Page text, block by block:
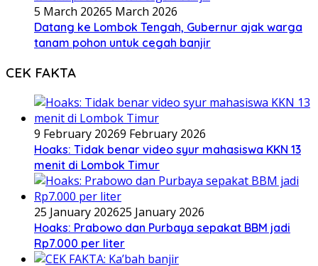
5 March 20265 March 2026
Datang ke Lombok Tengah, Gubernur ajak warga
tanam pohon untuk cegah banjir
CEK FAKTA
9 February 20269 February 2026
Hoaks: Tidak benar video syur mahasiswa KKN 13
menit di Lombok Timur
25 January 202625 January 2026
Hoaks: Prabowo dan Purbaya sepakat BBM jadi
Rp7.000 per liter